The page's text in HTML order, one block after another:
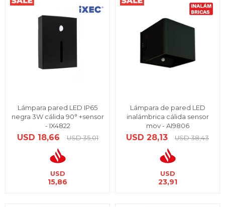
Lámpara pared LED IP65
negra 3W cálida 90° +sensor
- IX4822
USD 18,66 USD 35,01
USD
15,86
Lámpara de pared LED
inalámbrica cálida sensor
mov - AI9806
USD 28,13 USD 38,43
USD
23,91